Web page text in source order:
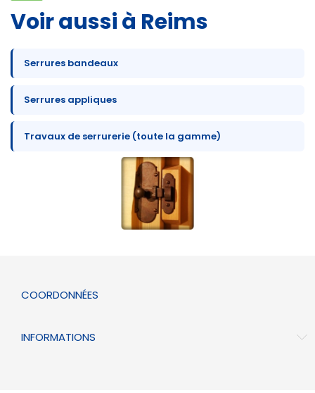
Voir aussi à Reims
Serrures bandeaux
Serrures appliques
Travaux de serrurerie (toute la gamme)
COORDONNÉES
INFORMATIONS